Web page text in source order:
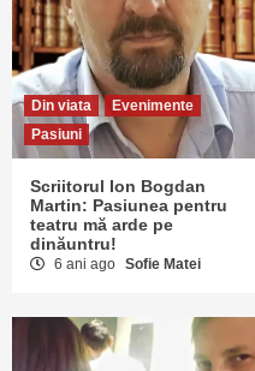
Din viata
Evenimente
Pasiuni
Scriitorul Ion Bogdan
Martin: Pasiunea pentru
teatru mă arde pe
dinăuntru!
6 ani ago Sofie Matei